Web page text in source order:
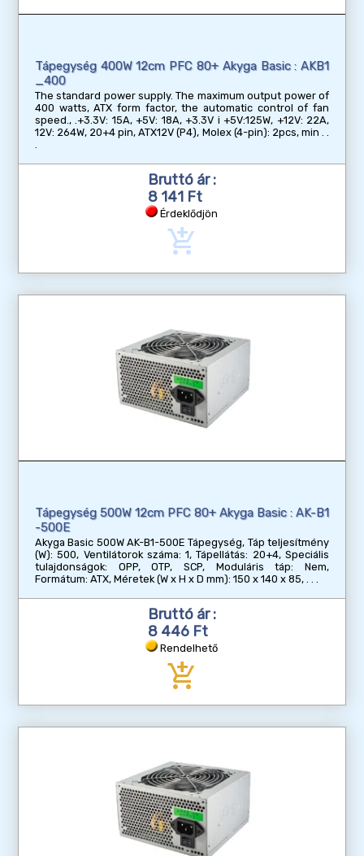
Tápegység 400W 12cm PFC 80+ Akyga Basic : AKB1
_400
The standard power supply. The maximum output power of
400 watts, ATX form factor, the automatic control of fan
speed., .+3.3V: 15A, +5V: 18A, +3.3V i +5V:125W, +12V: 22A,
12V: 264W, 20+4 pin, ATX12V (P4), Molex (4-pin): 2pcs, min
Bruttó ár :
8 141 Ft
Érdeklődjön
add_shopping_cart
Tápegység 500W 12cm PFC 80+ Akyga Basic : AK-B1
-500E
Akyga Basic 500W AK-B1-500E Tápegység, Táp teljesítmény
(W): 500, Ventilátorok száma: 1, Tápellátás: 20+4, Speciális
tulajdonságok: OPP, OTP, SCP, Moduláris táp: Nem,
Formátum: ATX, Méretek (W x H x D mm): 150 x 140 x 85,
Bruttó ár :
8 446 Ft
Rendelhető
add_shopping_cart